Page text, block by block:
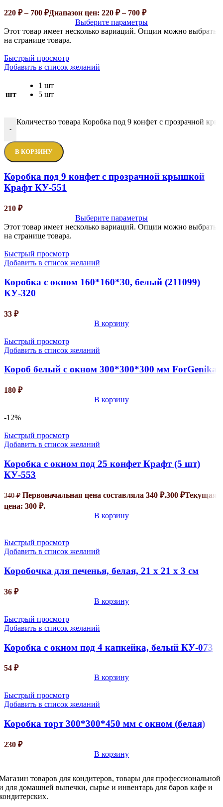
220 ₽ – 700 ₽Диапазон цен: 220 ₽ – 700 ₽
Выберите параметры
Этот товар имеет несколько вариаций. Опции можно выбрать
на странице товара.
Быстрый просмотр
Добавить в список желаний
шт
1 шт
5 шт
-
Количество товара Коробка под 9 конфет с прозрачной
В КОРЗИНУ
Коробка под 9 конфет с прозрачной крышкой
Крафт КУ-551
210 ₽
Выберите параметры
Этот товар имеет несколько вариаций. Опции можно выбрать
на странице товара.
Быстрый просмотр
Добавить в список желаний
Коробка с окном 160*160*30, белый (211099)
КУ-320
33 ₽
В корзину
Быстрый просмотр
Добавить в список желаний
Короб белый с окном 300*300*300 мм ForGenika
180 ₽
В корзину
-12%
Быстрый просмотр
Добавить в список желаний
Коробка с окном под 25 конфет Крафт (5 шт)
КУ-553
340₽ Первоначальная цена составляла 340 ₽.300 ₽Текущая
цена: 300 ₽.
В корзину
Быстрый просмотр
Добавить в список желаний
Коробочка для печенья, белая, 21 х 21 х 3 см
36 ₽
В корзину
Быстрый просмотр
Добавить в список желаний
Коробка с окном под 4 капкейка, белый КУ-073
54 ₽
В корзину
Быстрый просмотр
Добавить в список желаний
Коробка торт 300*300*450 мм с окном (белая)
230 ₽
В корзину
товаров для кондитеров, товары для профессиональной
для домашней выпечки, сырье и инвентарь для баров кафе и